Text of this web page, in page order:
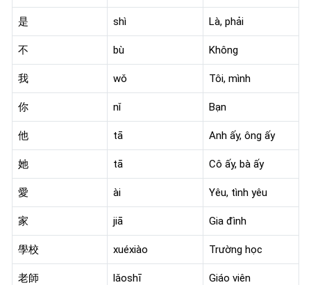
是 shì Là, phải
不 bù Không
我 wǒ Tôi, mình
你 nǐ Bạn
他 tā Anh ấy, ông ấy
她 tā Cô ấy, bà ấy
愛 ài Yêu, tình yêu
家 jiā Gia đình
學校 xuéxiào Trường học
老師 lǎoshī Giáo viên